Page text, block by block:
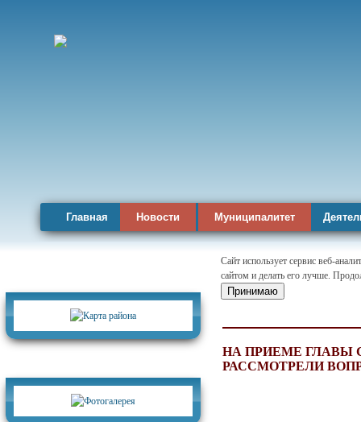
Главная Новости Муниципалитет
Сайт использует сервис веб-
сайтом и делать его лучше.
Принимаю
НА ПРИЕМЕ ГЛАВЫ
РАССМОТРЕЛИ